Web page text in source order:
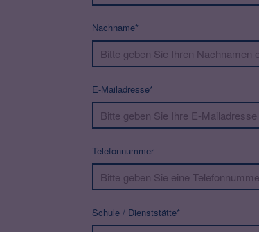
Nachname*
E-Mailadresse*
Telefonnummer
Schule / Dienststätte*